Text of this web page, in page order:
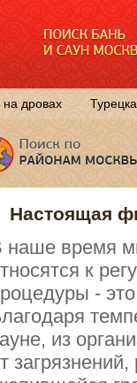
на дровах
Настоящая
наше время
к
-
из